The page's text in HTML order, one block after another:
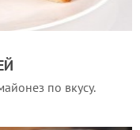
по вкусу.